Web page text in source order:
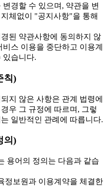
변경할 수 있으며, 약관을 변
체없이 "공지사항"을 통해
된 약관사항에 동의하지 않
비스 이용을 중단하고 이용계
있습니다.
칙)
지 않은 사항은 관계 법령에
우 그 규정에 따르며, 그렇
일반적인 관례에 따릅니다.
의)
용어의 정의는 다음과 같습
정보원과 이용계약을 체결한